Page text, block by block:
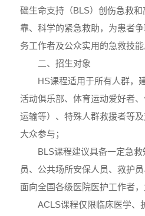
础生命支持（BLS）创伤急救
靠、科学的紧急救助，为患者
务工作者及公众实用的急救技
二、招生对象
HS课程适用于所有人群，
活动俱乐部、体育运动爱好者
运输等）、特殊人群救援者等
大众参与；
BLS课程建议具备一定急
员、公共场所安保人员、救护
面向全国各级医院医护工作者
ACLS课程仅限临床医学、